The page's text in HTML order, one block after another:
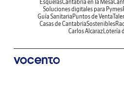
EsquelasCantabria en la Mesa
Soluciones digitales para Pymes
Guía Sanitaria Puntos de Venta
Casas de CantabriaSostenibles
Carlos Alcaraz Lotería